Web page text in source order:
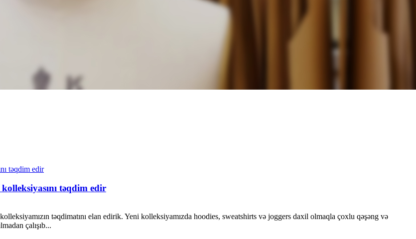
təqdim edir
təqdimatını elan edirik. Yeni kolleksiyamızda hoodies, sweatshirts və joggers daxil olmaqla çoxlu qəşəng və
çalışıb...